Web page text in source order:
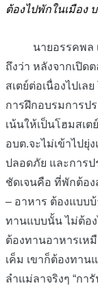
ต้องไปพักในเมือง
นายอรรคพล เปิ
ถึงว่า หลังจากเปิด
สเตย์ต่อเนื่องไปเล
การฝึกอบรมการป
เน้นให้เป็นโฮมสเต
อบต.จะไม่เข้าไปยุ่
ปลอดภัย และการป
ชัดเจนคือ ที่พักต้อง
– อาหาร ต้องแบบ
ทานแบบนั้น ไม่ต้อง
ต้องทานอาหารเห
เค็ม เขาก็ต้องทาน
ลำแม่ลาจริงๆ “ก